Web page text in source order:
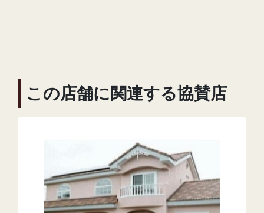
この店舗に関連する協賛店